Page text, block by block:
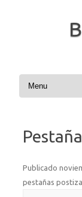
Saltar al
Publicado
pestañas